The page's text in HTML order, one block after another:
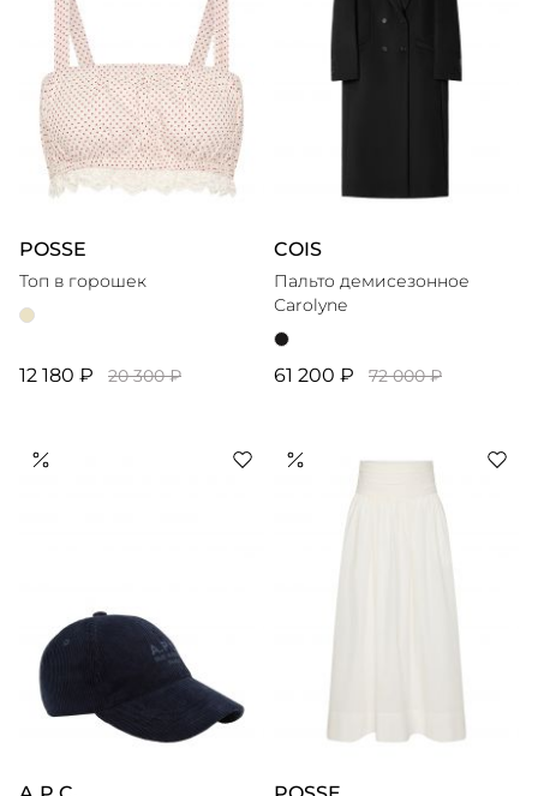
POSSE
Топ в горошек
12 180 ₽ 20 300 ₽
COIS
Пальто демисезонное
Сarolyne
61 200 ₽ 72 000 ₽